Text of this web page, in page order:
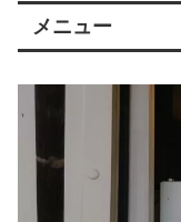
メニュー